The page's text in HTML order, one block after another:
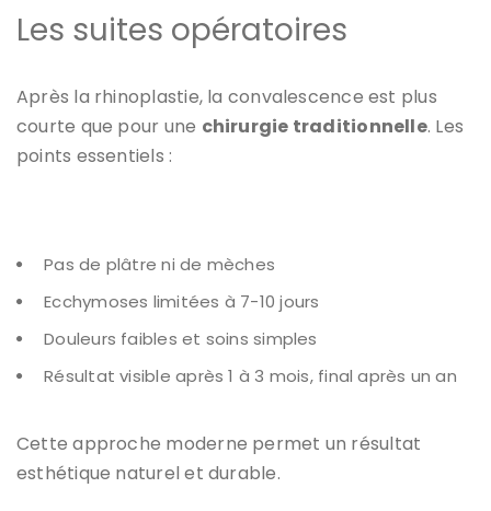
Les suites opératoires
Après la rhinoplastie, la convalescence est plus
courte que pour une chirurgie traditionnelle. Les
points essentiels :
Pas de plâtre ni de mèches
Ecchymoses limitées à 7-10 jours
Douleurs faibles et soins simples
Résultat visible après 1 à 3 mois, final après un an
Cette approche moderne permet un résultat
esthétique naturel et durable.